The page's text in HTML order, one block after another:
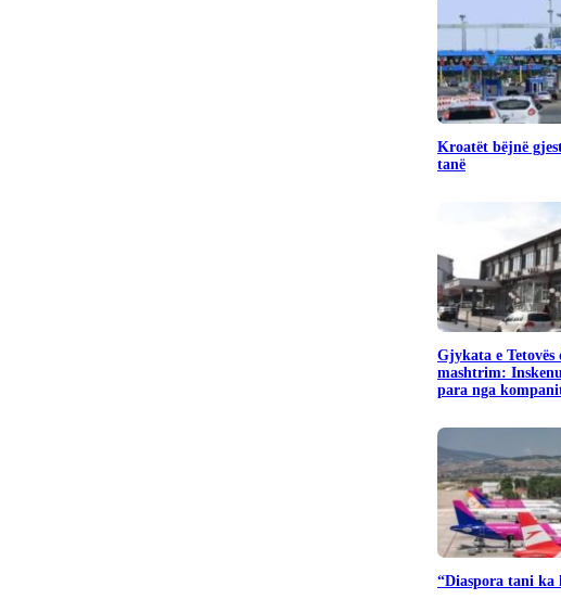
Kroatët bëjnë
tanë
Gjykata e Tetovës
mashtrim:
para nga
“Diaspora tani ka